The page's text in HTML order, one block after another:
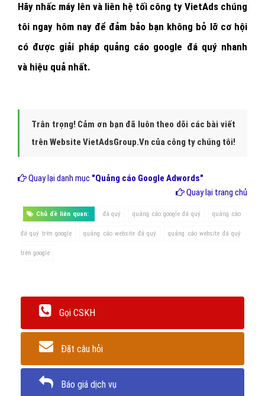
Hãy nhấc máy lên và liên hệ tối công ty VietAds chúng
tôi ngay hôm nayđể đảm bảo bạn không bỏ lỡ cơ hội
có được giải pháp quảng cáo google đá quý nhanh
và hiệu quả nhất.
Trân trọng! Cảm ơn bạn đã luôn theo dõi các bài viết
trên Website VietAdsGroup.Vn của công ty chúng tôi!
Quay lại danh mục "Quảng cáo Google Adwords"
Quay lại trang chủ
Chủ đề liên quan: đá quý quảng cáo google đá quý quảng cáo
đá quý trên google quảng cáo website đá quý quảng cáo website đá quý
trên google
Gọi CSKH
Đặt câu hỏi
Báo giá dịch vụ